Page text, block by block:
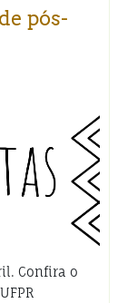
pós-
Confira o